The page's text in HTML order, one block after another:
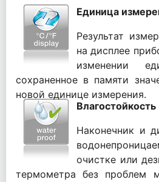
Единица
Результат
на дисплее
изменении
сохраненное в памяти
новой единице измерения.
Влагостойкость
Наконечник и
очистке или
термометра без проблем